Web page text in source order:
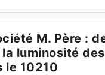
M. Père :
luminosité
le 10210